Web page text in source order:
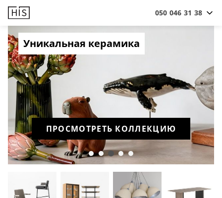
050 046 31 38
Премиум диваны
ПРОСМОТРЕТЬ КОЛЛЕКЦИЮ